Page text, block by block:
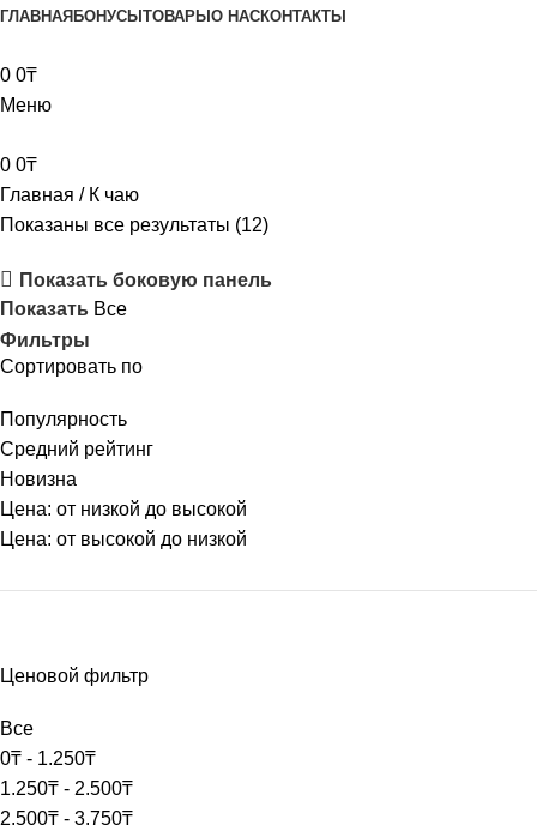
ГЛАВНАЯ БОНУСЫ ТОВАРЫ О НАСКОНТАКТЫ
0 0₸
Меню
0 0₸
Главная
К чаю
Показаны все результаты (12)
Показать боковую панель
Показать Все
Фильтры
Сортировать по
Популярность
Средний рейтинг
Новизна
Цена: от низкой до высокой
Цена: от высокой до низкой
Ценовой фильтр
Все
0₸ - 1.250₸
1.250₸ - 2.500₸
2.500₸ - 3.750₸